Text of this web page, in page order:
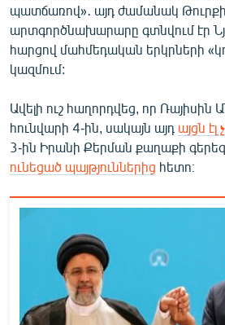
պատճառով»․ այդ ժամանակ
արտգործնախարարը գտնվում էր
հարցով մահմեդական երկրների
կազմում:
Ավելի ուշ հաղորդվեց, որ Ռայիսին
հունվարի 4-ին, սակայն այդ այցն
3-ին Իրանի Քերման քաղաքի
ունեցած պայթյուններից հետո։